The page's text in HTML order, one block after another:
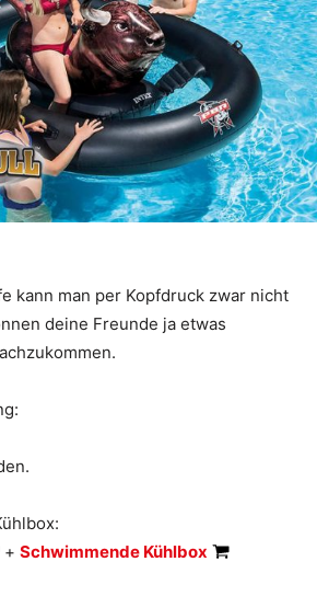
kann man per Kopfdruck zwar nicht
deine Freunde ja etwas
+ Schwimmende Kühlbox